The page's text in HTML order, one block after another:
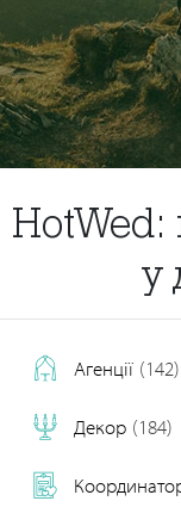
HotWed:
у
Агенції (142)
Декор (184)